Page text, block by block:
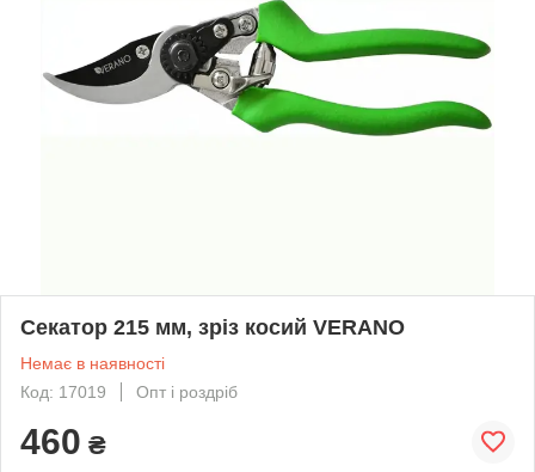
Секатор 215 мм, зріз косий VERANO
Немає в наявності
Код: 17019
Опт і роздріб
460 ₴